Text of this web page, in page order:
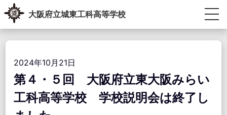
Skip
to
content
大阪府立城東工科高等学校
2024年10月21日
第４・５回 大阪府立東大阪みらい
工科高等学校 学校説明会は終了し